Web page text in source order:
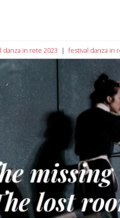
danza in rete 2023 festival danza in
missing
lost